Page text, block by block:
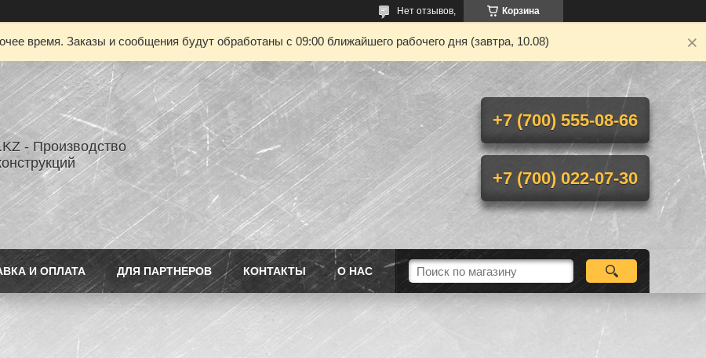
Корзина
Нет отзывов,
время. Заказы и сообщения будут обработаны с 09:00 ближайшего рабочего дня (завтра, 10.08)
- Производство
+7 (700) 555-08-66
+7 (700) 022-07-30
И ОПЛАТА ДЛЯ ПАРТНЕРОВ КОНТАКТЫ О НАС